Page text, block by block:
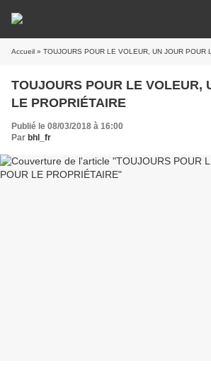
Accueil » TOUJOURS POUR LE VOLEUR, UN JOUR POUR
TOUJOURS POUR LE VOLEUR,
LE PROPRIÉTAIRE
Publié le 08/03/2018 à 16:00
Par bhl_fr